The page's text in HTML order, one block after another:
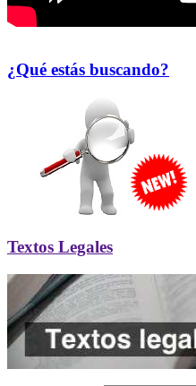
¿Qué estás buscando?
Textos Legales